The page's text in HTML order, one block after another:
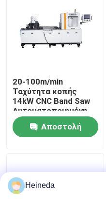
Γύρος εργοστασίων
Ποιοτικός έλεγχος
Ειδήσεις
Ζητήστε ένα απόσπασμα
CNC πριόνια ζωνών
20-100m/min
Ταχύτητα κοπής
14kW CNC Band Saw
Αυτοματοποιημένη
εκκένωση
πριονιστικής σκόνης
Αποστολή
Heineda